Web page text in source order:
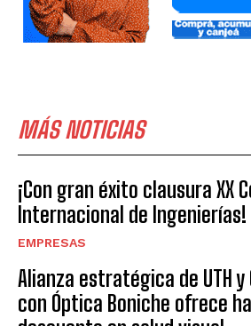
MÁS NOTICIAS
¡Con gran éxito clausura XX
Internacional de Ingenierías!
EMPRESAS
Alianza estratégica de UTH y
con Óptica Boniche ofrece